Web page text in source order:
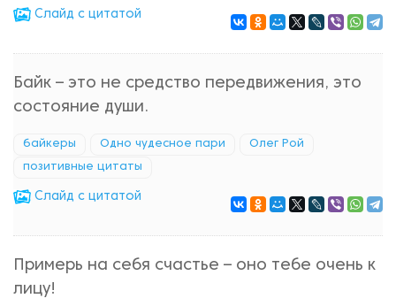
Cлайд с цитатой
Байк – это не средство передвижения, это
состояние души.
байкеры Одно чудесное пари Олег Рой
позитивные цитаты
Cлайд с цитатой
Примерь на себя счастье – оно тебе очень к
лицу!